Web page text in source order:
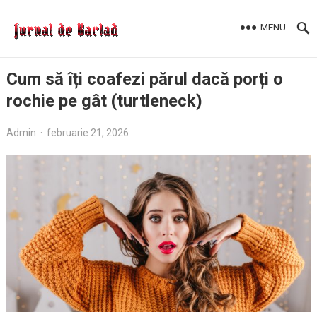
MENU
Cum să îți coafezi părul dacă porți o
rochie pe gât (turtleneck)
Admin · februarie 21, 2026